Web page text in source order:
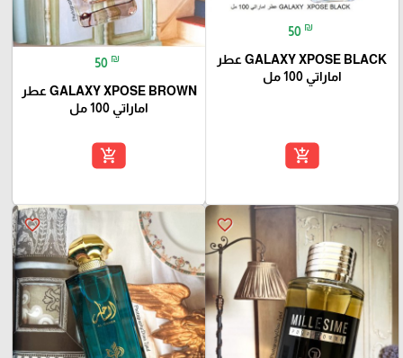
50 ₪
GALAXY XPOSE BLACK عطر
اماراتي 100 مل
add_shopping_cart
50 ₪
GALAXY XPOSE BROWN عطر
اماراتي 100 مل
add_shopping_cart
favorite_border
favorite_border